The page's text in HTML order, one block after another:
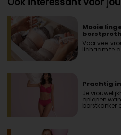
Mooie
Voor veel
lichaam te
Prachtig
Je
oplopen
borstkanker